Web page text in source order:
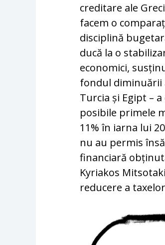
creditare ale
facem o
disciplină
ducă la o
economici,
fondul diminuării
Turcia și Egipt –
posibile primele
11% în iarna lui
nu au permis
financiară
Kyriakos
reducere a